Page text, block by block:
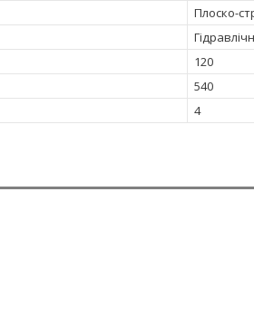
Плоско-
120
540
4